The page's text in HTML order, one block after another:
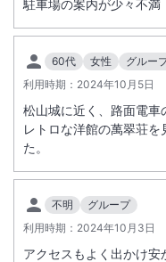
駐車場の案内が少々不満
60代 女性
グルー
利用時期： 2024年10月5日
松山城に近く、路面電車
レトロな洋館の萬翠荘
た。
不明
グループ
利用時期： 2024年10月3日
アクセスもよく出かけ安